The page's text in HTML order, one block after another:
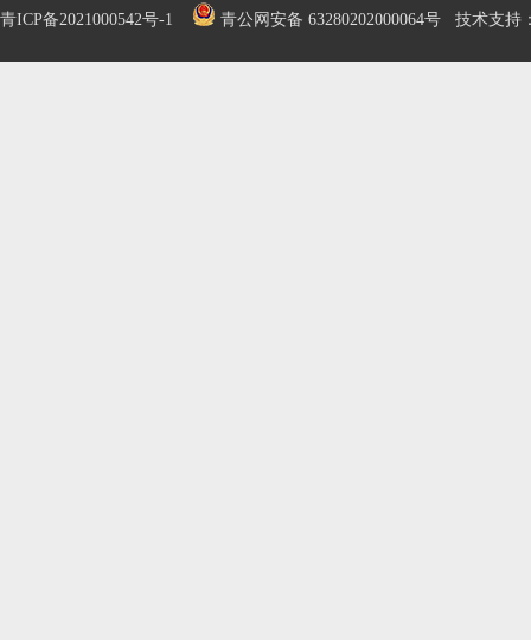
青ICP备2021000542号-1
青公网安备 63280202000064号 技术支持